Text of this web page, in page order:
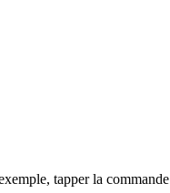
tapper la commande